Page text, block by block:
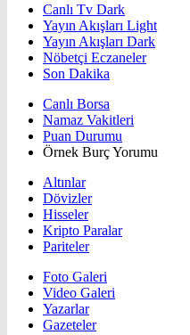
Canlı Tv Dark
Yayın Akışları Light
Yayın Akışları Dark
Nöbetçi Eczaneler
Son Dakika
Canlı Borsa
Namaz Vakitleri
Puan Durumu
Örnek Burç Yorumu
Altınlar
Dövizler
Hisseler
Kripto Paralar
Pariteler
Foto Galeri
Video Galeri
Yazarlar
Gazeteler